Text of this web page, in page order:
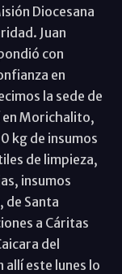
Diocesana
Juan
con
en
la sede de
en Morichalito,
kg de insumos
de limpieza,
insumos
de Santa
a Cáritas
del
este lunes lo